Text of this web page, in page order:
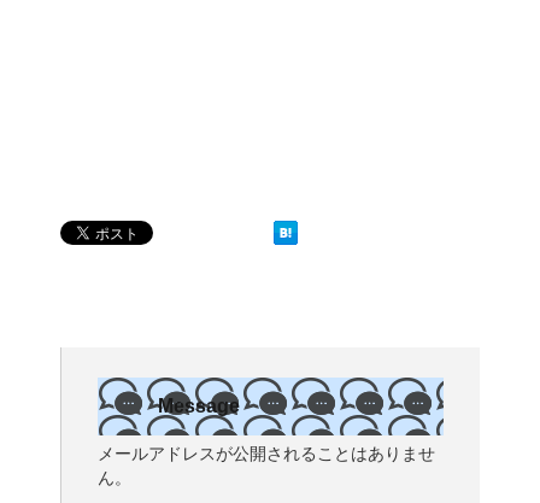
Message
メールアドレスが公開されることはありませ
ん。